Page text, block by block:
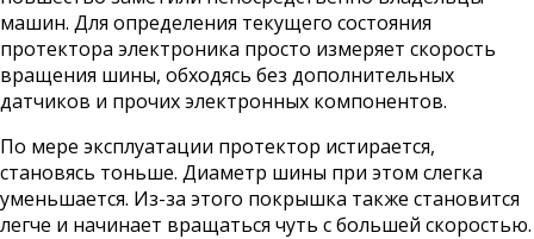
машин. Для определения текущего состояния
протектора электроника просто измеряет скорость
вращения шины, обходясь без дополнительных
датчиков и прочих электронных компонентов.
По мере эксплуатации протектор истирается,
становясь тоньше. Диаметр шины при этом слегка
уменьшается. Из-за этого покрышка также становится
легче и начинает вращаться чуть с большей скоростью.